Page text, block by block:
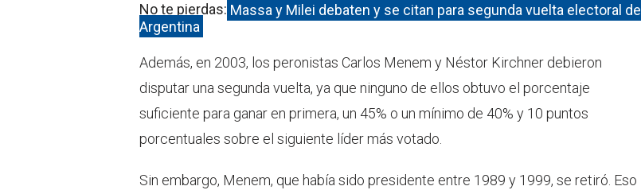
No te pierdas: Massa y Milei debaten y se citan para segunda vuelta electoral de
Argentina
Además, en 2003, los peronistas Carlos Menem y Néstor Kirchner debieron
disputar una segunda vuelta, ya que ninguno de ellos obtuvo el porcentaje
suficiente para ganar en primera, un 45% o un mínimo de 40% y 10 puntos
porcentuales sobre el siguiente líder más votado.
Sin embargo, Menem, que había sido presidente entre 1989 y 1999, se retiró. Eso